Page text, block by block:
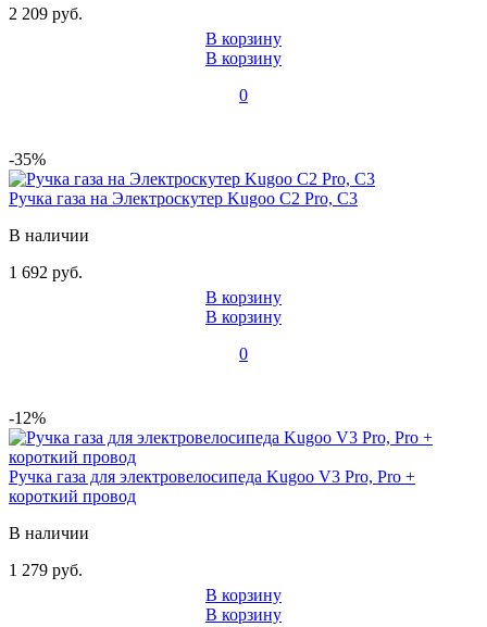
2 209 руб.
В корзину
В корзину
0
-35%
Ручка газа на Электроскутер Kugoo C2 Pro, C3
В наличии
1 692 руб.
В корзину
В корзину
0
-12%
Ручка газа для электровелосипеда Kugoo V3 Pro, Pro +
короткий провод
В наличии
1 279 руб.
В корзину
В корзину